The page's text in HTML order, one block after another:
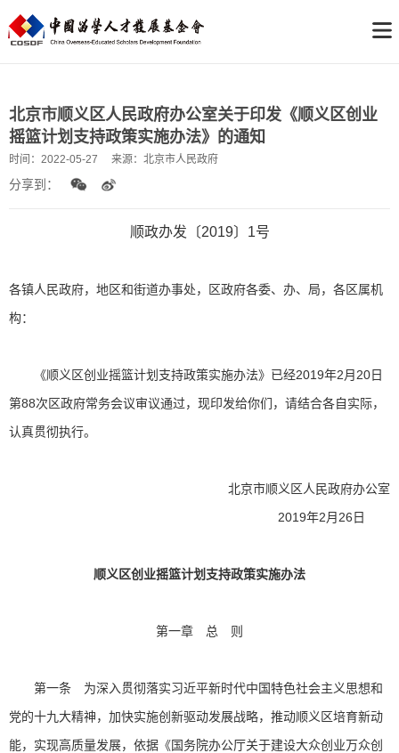
北京市顺义区人民政府办公室关于印发《顺义区创业
摇篮计划支持政策实施办法》的通知
时间： 2022-05-27 来源： 北京市人民政府
分享到：
顺政办发〔2019〕1号
各镇人民政府，地区和街道办事处，区政府各委、办、局，各区属机
构：
《顺义区创业摇篮计划支持政策实施办法》已经2019年2月20日
第88次区政府常务会议审议通过，现印发给你们，请结合各自实际，
认真贯彻执行。
北京市顺义区人民政府办公室
2019年2月26日
顺义区创业摇篮计划支持政策实施办法
第一章 总 则
第一条 为深入贯彻落实习近平新时代中国特色社会主义思想和
党的十九大精神，加快实施创新驱动发展战略，推动顺义区培育新动
能，实现高质量发展，依据《国务院办公厅关于建设大众创业万众创